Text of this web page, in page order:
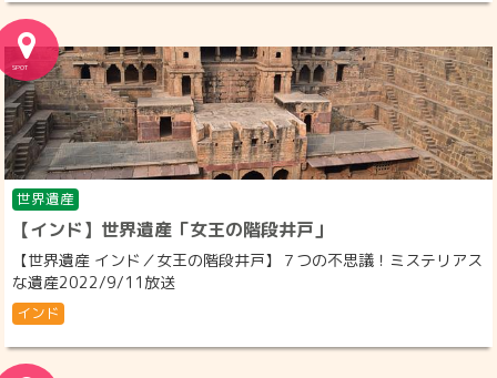
世界遺産
【インド】世界遺産「女王の階段井戸」
【世界遺産 インド／女王の階段井戸】７つの不思議！ミステリアス
な遺産2022/9/11放送
インド